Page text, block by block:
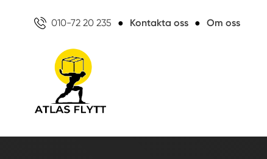
010-72 20 235 ● Kontakta oss ● Om oss